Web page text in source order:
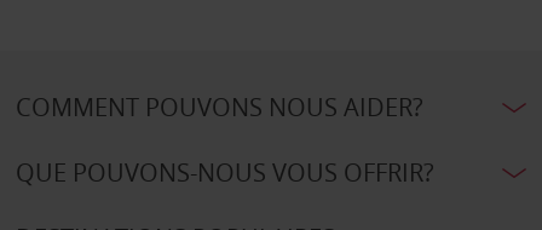
COMMENT POUVONS NOUS AIDER?
QUE POUVONS-NOUS VOUS OFFRIR?